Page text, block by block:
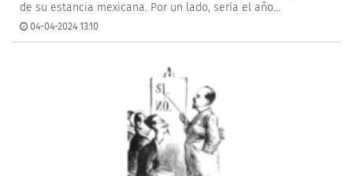
de su estancia mexicana. Por un lado, sería el año...
04-04-2024 13:10